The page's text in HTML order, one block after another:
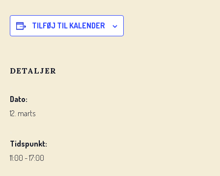
TILFØJ TIL KALENDER
DETALJER
Dato:
12. marts
Tidspunkt:
11:00 - 17:00